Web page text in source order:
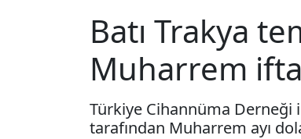
Batı Trakya
Muharrem
Türkiye Cihannüma Derneği
tarafından Muharrem ayı